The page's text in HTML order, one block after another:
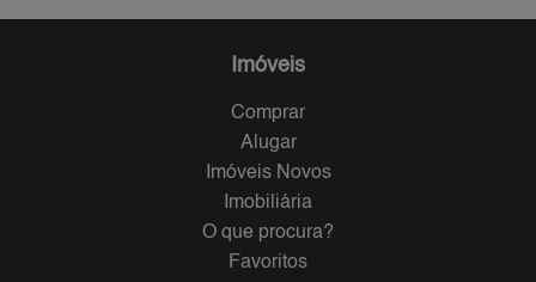
Imóveis
Comprar
Alugar
Imóveis Novos
Imobiliária
O que procura?
Favoritos